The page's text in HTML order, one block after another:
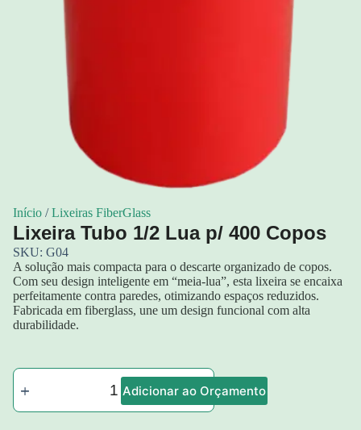
Início /Lixeiras FiberGlass
Lixeira Tubo 1/2 Lua p/ 400 Copos
SKU: G04
A solução mais compacta para o descarte organizado de copos.
Com seu design inteligente em “meia-lua”, esta lixeira se encaixa
perfeitamente contra paredes, otimizando espaços reduzidos.
Fabricada em fiberglass, une um design funcional com alta
durabilidade.
Adicionar ao Orçamento